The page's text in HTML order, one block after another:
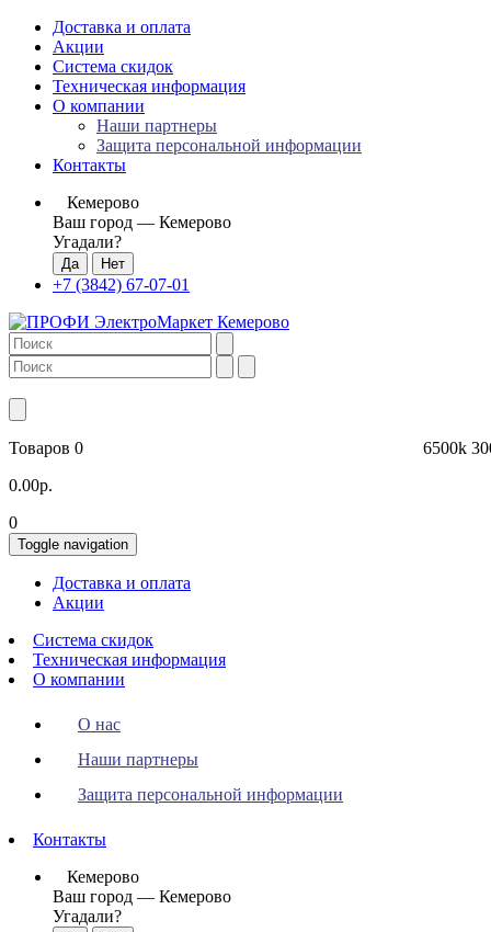
Доставка и оплата
Акции
Система скидок
Техническая информация
О компании
Наши партнеры
Защита персональной информации
Контакты
Кемерово
Ваш город — Кемерово
Угадали?
+7 (3842) 67-07-01
Товаров 0
0.00р.
0
Toggle navigation
Доставка и оплата
Акции
Система скидок
Техническая информация
О компании
О нас
Наши партнеры
Защита персональной информации
Контакты
Кемерово
Ваш город — Кемерово
Угадали?
6500k